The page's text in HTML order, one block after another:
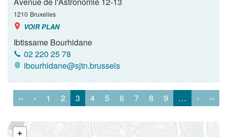
1210 Bruxelles
VOIR PLAN
Ibtissame Bourhidane
02 220 25 78
ibourhidane@sjtn.brussels
‹‹ ‹ 1 2 3 4 5 6 7 8 9 … › ››